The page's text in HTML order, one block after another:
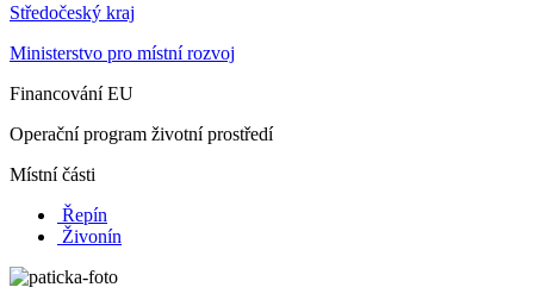
Středočeský kraj
Ministerstvo pro místní rozvoj
Financování EU
Operační program životní prostředí
Místní části
Řepín
Živonín